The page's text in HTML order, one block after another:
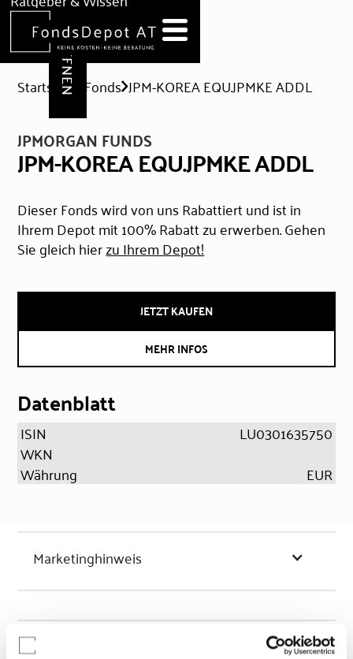
Hilfe & Formulare
DEPOT ERÖFFNEN
Startseite Fonds JPM-KOREA EQU.JPMKE ADDL
JPMORGAN FUNDS
JPM-KOREA EQU.JPMKE ADDL
Dieser Fonds wird von uns Rabattiert und ist in
Ihrem Depot mit 100% Rabatt zu erwerben. Gehen
Sie gleich hierzu Ihrem Depot!
JETZT KAUFEN
MEHR INFOS
Datenblatt
ISIN
LU0301635750
WKN
Währung
EUR
Marketinghinweis
Chancen & Risiken